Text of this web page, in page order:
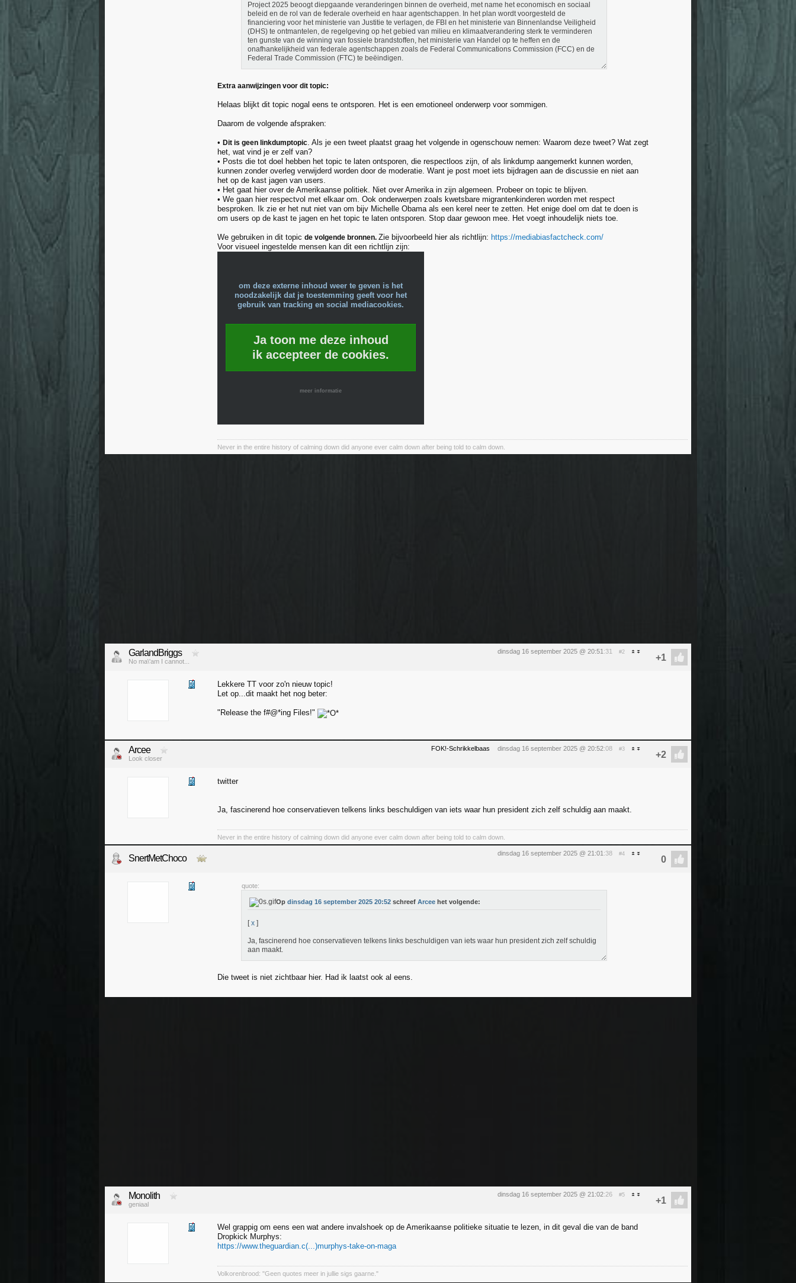
Project 2025 beoogt diepgaande veranderingen binnen de overheid, met name het economisch en sociaal
beleid en de rol van de federale overheid en haar agentschappen. In het plan wordt voorgesteld de
financiering voor het ministerie van Justitie te verlagen, de FBI en het ministerie van Binnenlandse Veiligheid
(DHS) te ontmantelen, de regelgeving op het gebied van milieu en klimaatverandering sterk te verminderen
ten gunste van de winning van fossiele brandstoffen, het ministerie van Handel op te heffen en de
onafhankelijkheid van federale agentschappen zoals de Federal Communications Commission (FCC) en de
Federal Trade Commission (FTC) te beëindigen.
Extra aanwijzingen voor dit topic:
Helaas blijkt dit topic nogal eens te ontsporen. Het is een emotioneel onderwerp voor sommigen.
Daarom de volgende afspraken:
• Dit is geen linkdumptopic. Als je een tweet plaatst graag het volgende in ogenschouw nemen: Waarom deze tweet? Wat zegt
het, wat vind je er zelf van?
• Posts die tot doel hebben het topic te laten ontsporen, die respectloos zijn, of als linkdump aangemerkt kunnen worden,
kunnen zonder overleg verwijderd worden door de moderatie. Want je post moet iets bijdragen aan de discussie en niet aan
het op de kast jagen van users.
• Het gaat hier over de Amerikaanse politiek. Niet over Amerika in zijn algemeen. Probeer on topic te blijven.
• We gaan hier respectvol met elkaar om. Ook onderwerpen zoals kwetsbare migrantenkinderen worden met respect
besproken. Ik zie er het nut niet van om bijv Michelle Obama als een kerel neer te zetten. Het enige doel om dat te doen is
om users op de kast te jagen en het topic te laten ontsporen. Stop daar gewoon mee. Het voegt inhoudelijk niets toe.
We gebruiken in dit topic de volgende bronnen. Zie bijvoorbeeld hier als richtlijn: https://mediabiasfactcheck.com/
Voor visueel ingestelde mensen kan dit een richtlijn zijn:
om deze externe inhoud weer te geven is het
noodzakelijk dat je toestemming geeft voor het
gebruik van tracking en social mediacookies.
Ja toon me deze inhoud
ik accepteer de cookies.
meer informatie
Never in the entire history of calming down did anyone ever calm down after being told to calm down.
dinsdag 16 september 2025 @ 20:51 :31 #2
GarlandBriggs
No ma\'am I cannot...
Lekkere TT voor zo'n nieuw topic!
Let op...dit maakt het nog beter:
"Release the f#@*ing Files!"
FOK!-Schrikkelbaas dinsdag 16 september 2025 @ 20:52:08 #3
Arcee
Look closer
twitter
Ja, fascinerend hoe conservatieven telkens links beschuldigen van iets waar hun president zich zelf schuldig aan maakt.
Never in the entire history of calming down did anyone ever calm down after being told to calm down.
dinsdag 16 september 2025 @ 21:01 :38 #4
SnertMetChoco
quote:
Op dinsdag 16 september 2025 20:52 schreef Arcee het volgende:
[x ]
Ja, fascinerend hoe conservatieven telkens links beschuldigen van iets waar hun president zich zelf schuldig
aan maakt.
Die tweet is niet zichtbaar hier. Had ik laatst ook al eens.
dinsdag 16 september 2025 @ 21:02:26 #5
Monolith
geniaal
Wel grappig om eens een wat andere invalshoek op de Amerikaanse politieke situatie te lezen, in dit geval die van de band
Dropkick Murphys:
https://www.theguardian.c(...)murphys-take-on-maga
Volkorenbrood: "Geen quotes meer in jullie sigs gaarne."